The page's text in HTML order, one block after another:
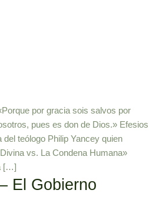
por gracia sois salvos por
pues es don de Dios.» Efesios
teólogo Philip Yancey quien
vs. La Condena Humana»
[…]
El Gobierno